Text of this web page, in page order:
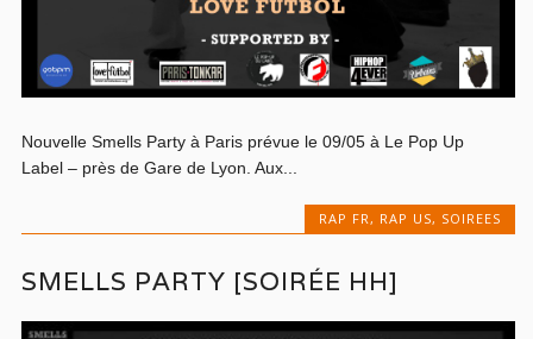
Nouvelle Smells Party à Paris prévue le 09/05 à Le Pop Up
Label – près de Gare de Lyon. Aux...
RAP FR, RAP US, SOIREES
SMELLS PARTY [SOIRÉE HH]